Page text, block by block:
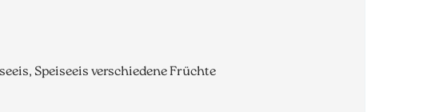
Speiseeis verschiedene Früchte